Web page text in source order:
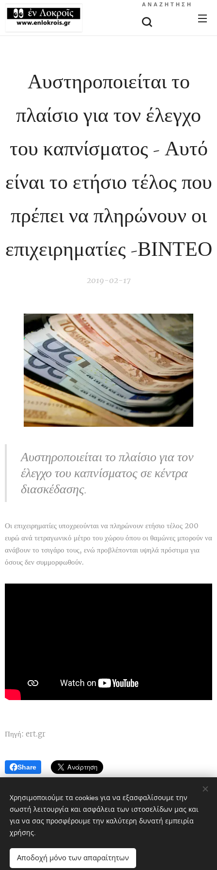
ΑΝΑΖΉΤΗΣΗ
Αυστηροποιείται το
πλαίσιο για τον έλεγχο
του καπνίσματος - Αυτό
είναι το ετήσιο τέλος που
πρέπει να πληρώνουν οι
επιχειρηματίες -ΒΙΝΤΕΟ
2019-02-17
Αυστηροποιείται το πλαίσιο για τον
έλεγχο του καπνίσματος σε κέντρα
διασκέδασης.
Οι επιχειρηματίες υποχρεούνται να πληρώνουν ετήσιο τέλος 200
ευρώ ανά τετραγωνικό μέτρο του χώρου όπου οι θαμώνες μπορούν να
ανάβουν το τσιγάρο τους, ενώ προβλέπονται υψηλά πρόστιμα για
όσους δεν συμμορφωθούν.
Πηγή: ert.gr
Share
google.com, pub-1496968882359615, DIRECT,
Χρησιμοποιούμε τα cookies για να εξασφαλίσουμε την
σωστή λειτουργία και ασφάλεια των ιστοσελίδων μας και
για να σας προσφέρουμε την καλύτερη δυνατή εμπειρία
χρήσης.
Αποδοχή μόνο των απαραίτητων